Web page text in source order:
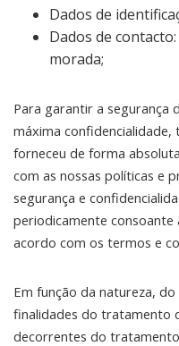
Dados de
Dados de
morada;
Para garantir a segurança
máxima
forneceu de forma
com as nossas políticas e
segurança e
periodicamente consoante
acordo com os termos e
Em função da natureza,
finalidades do tratamento
decorrentes do